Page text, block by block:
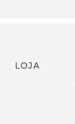
LOJA